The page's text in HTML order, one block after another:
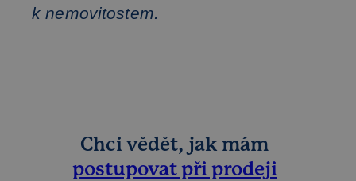
k nemovitostem.
Chci vědět, jak mám
postupovat při prodeji